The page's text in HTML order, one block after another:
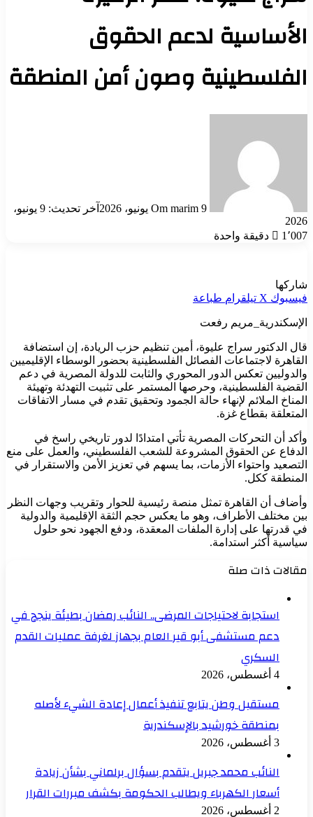
الأساسية لدعم الحقوق
الفلسطينية وصون أمن المنطقة
Om marim 9 يونيو، 2026
آخر تحديث: 9 يونيو،
2026
1٬007
دقيقة واحدة
شاركها
فيسبوك ‫X تيلقرام طباعة
الإسكندرية_مريم رفعت
قال الدكتور سراج عليوة، أمين تنظيم حزب الريادة، إن استضافة
القاهرة لاجتماعات الفصائل الفلسطينية بحضور الوسطاء الإقليميين
والدوليين تعكس الدور المحوري والثابت للدولة المصرية في دعم
القضية الفلسطينية، وحرصها المستمر على تثبيت التهدئة وتهيئة
المناخ الملائم لإنهاء حالة الجمود وتحقيق تقدم في مسار الاتفاقات
المتعلقة بقطاع غزة.
وأكد أن التحركات المصرية تأتي امتدادًا لدور تاريخي راسخ في
الدفاع عن الحقوق المشروعة للشعب الفلسطيني، والعمل على منع
التصعيد واحتواء الأزمات، بما يسهم في تعزيز الأمن والاستقرار في
المنطقة ككل.
وأضاف أن القاهرة تمثل منصة رئيسية للحوار وتقريب وجهات النظر
بين مختلف الأطراف، وهو ما يعكس حجم الثقة الإقليمية والدولية
في قدرتها على إدارة الملفات المعقدة، ودفع الجهود نحو حلول
سياسية أكثر استدامة.
مقالات ذات صلة
استجابة لاحتياجات المرضى.. النائب رمضان بطيئة ينجح في
دعم مستشفى أبو قير العام بجهاز لغرفة عمليات القدم
السكري
4 أغسطس، 2026
مستقبل وطن يتابع تنفيذ أعمال إعادة الشيء لأصله
بمنطقة خورشيد بالإسكندرية
3 أغسطس، 2026
النائب محمد جبريل يتقدم بسؤال برلماني بشأن زيادة
أسعار الكهرباء ويطالب الحكومة بكشف مبررات القرار
2 أغسطس، 2026